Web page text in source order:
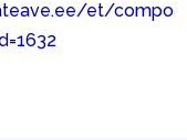
et/compo